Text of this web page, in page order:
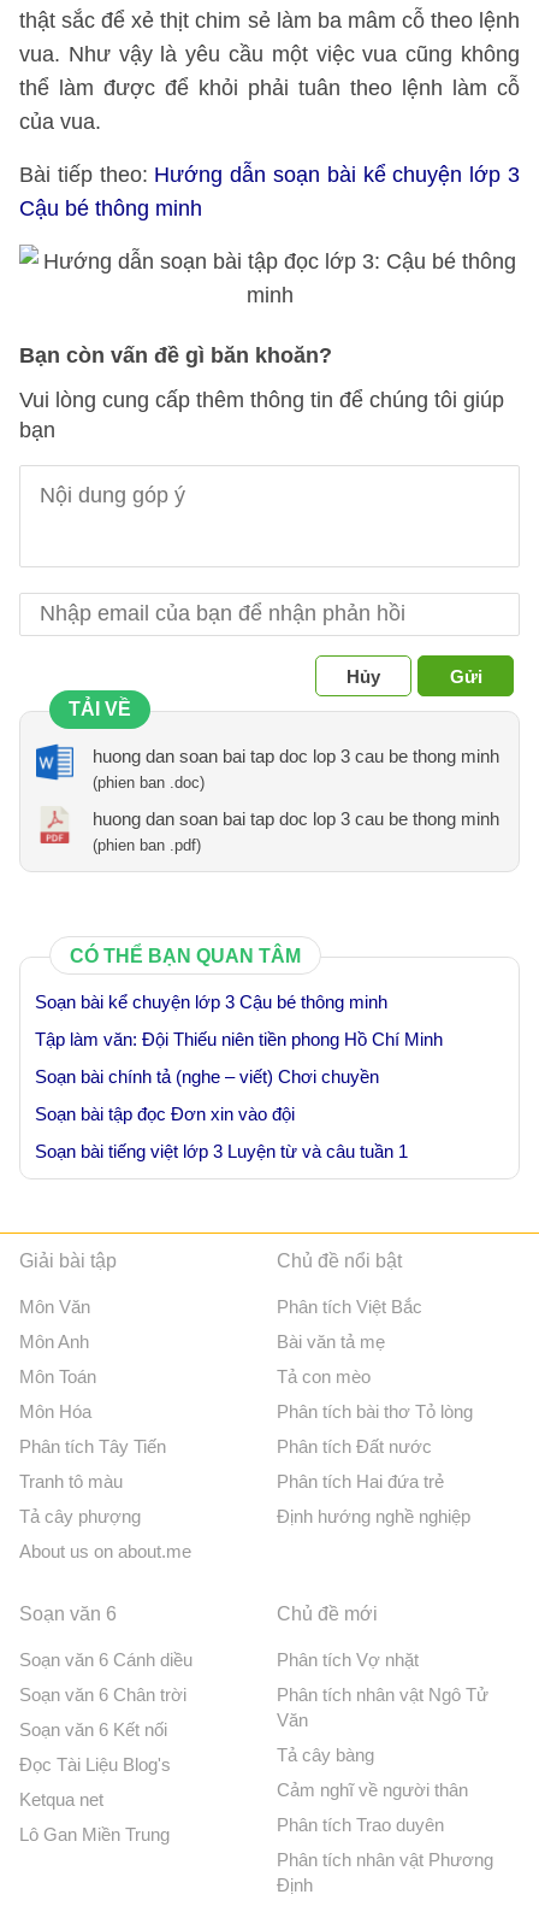
thật sắc để xẻ thịt chim sẻ làm ba mâm cỗ theo lệnh
vua. Như vậy là yêu cầu một việc vua cũng không
thể làm được để khỏi phải tuân theo lệnh làm cỗ
của vua.
Bài tiếp theo: Hướng dẫn soạn bài kể chuyện lớp 3
Cậu bé thông minh
Bạn còn vấn đề gì băn khoăn?
Vui lòng cung cấp thêm thông tin để chúng tôi giúp
bạn
Hủy
Gửi
TẢI VỀ
huong dan soan bai tap doc lop 3 cau be thong minh
(phien ban .doc)
huong dan soan bai tap doc lop 3 cau be thong minh
(phien ban .pdf)
CÓ THỂ BẠN QUAN TÂM
Soạn bài kể chuyện lớp 3 Cậu bé thông minh
Tập làm văn: Đội Thiếu niên tiền phong Hồ Chí Minh
Soạn bài chính tả (nghe – viết) Chơi chuyền
Soạn bài tập đọc Đơn xin vào đội
Soạn bài tiếng việt lớp 3 Luyện từ và câu tuần 1
Giải bài tập
Môn Văn
Môn Anh
Môn Toán
Môn Hóa
Phân tích Tây Tiến
Tranh tô màu
Tả cây phượng
About us on about.me
Chủ đề nổi bật
Phân tích Việt Bắc
Bài văn tả mẹ
Tả con mèo
Phân tích bài thơ Tỏ lòng
Phân tích Đất nước
Phân tích Hai đứa trẻ
Định hướng nghề nghiệp
Soạn văn 6
Soạn văn 6 Cánh diều
Soạn văn 6 Chân trời
Soạn văn 6 Kết nối
Đọc Tài Liệu Blog's
Ketqua net
Lô Gan Miền Trung
Chủ đề mới
Phân tích Vợ nhặt
Phân tích nhân vật Ngô Tử
Văn
Tả cây bàng
Cảm nghĩ về người thân
Phân tích Trao duyên
Phân tích nhân vật Phương
Định